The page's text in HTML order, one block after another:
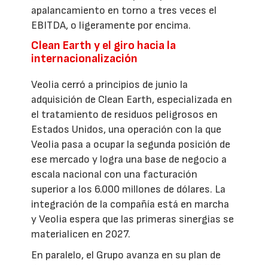
apalancamiento en torno a tres veces el
EBITDA, o ligeramente por encima.
Clean Earth y el giro hacia la
internacionalización
Veolia cerró a principios de junio la
adquisición de Clean Earth, especializada en
el tratamiento de residuos peligrosos en
Estados Unidos, una operación con la que
Veolia pasa a ocupar la segunda posición de
ese mercado y logra una base de negocio a
escala nacional con una facturación
superior a los 6.000 millones de dólares. La
integración de la compañía está en marcha
y Veolia espera que las primeras sinergias se
materialicen en 2027.
En paralelo, el Grupo avanza en su plan de